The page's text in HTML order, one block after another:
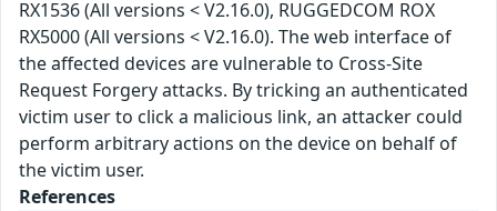
RX1536 (All versions < V2.16.0), RUGGEDCOM ROX
RX5000 (All versions < V2.16.0). The web interface of
the affected devices are vulnerable to Cross-Site
Request Forgery attacks. By tricking an authenticated
victim user to click a malicious link, an attacker could
perform arbitrary actions on the device on behalf of
the victim user.
References